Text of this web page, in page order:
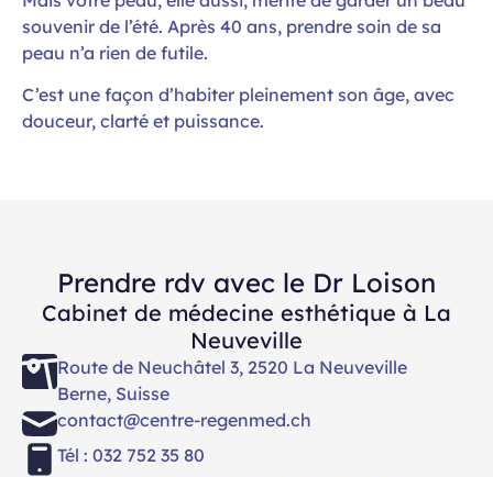
souvenir de l’été. Après 40 ans, prendre soin de sa
peau n’a rien de futile.
C’est une façon d’habiter pleinement son âge, avec
douceur, clarté et puissance.
Prendre rdv avec le Dr Loison
Cabinet de médecine esthétique à La
Neuveville
Route de Neuchâtel 3, 2520 La Neuveville
Berne, Suisse
contact@centre-regenmed.ch
Tél : 032 752 35 80